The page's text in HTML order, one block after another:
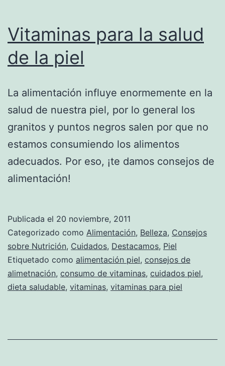
Vitaminas para la salud
de la piel
La alimentación influye enormemente en la
salud de nuestra piel, por lo general los
granitos y puntos negros salen por que no
estamos consumiendo los alimentos
adecuados. Por eso, ¡te damos consejos de
alimentación!
Publicada el 20 noviembre, 2011
Categorizado como Alimentación, Belleza, Consejos
sobre Nutrición, Cuidados, Destacamos, Piel
Etiquetado como alimentación piel, consejos de
alimetnación, consumo de vitaminas, cuidados piel,
dieta saludable, vitaminas, vitaminas para piel